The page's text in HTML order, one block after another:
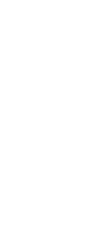
cambios que
mixta, con el
la principal